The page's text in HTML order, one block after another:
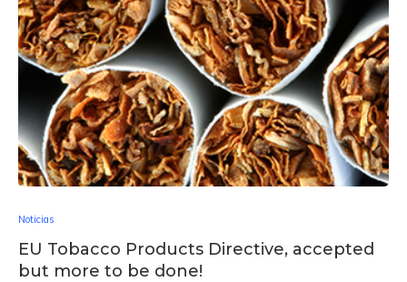
Noticias
EU Tobacco Products Directive, accepted
but more to be done!